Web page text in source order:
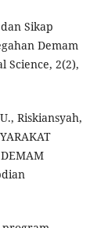
Sikap
Demam
Science, 2(2),
Riskiansyah,